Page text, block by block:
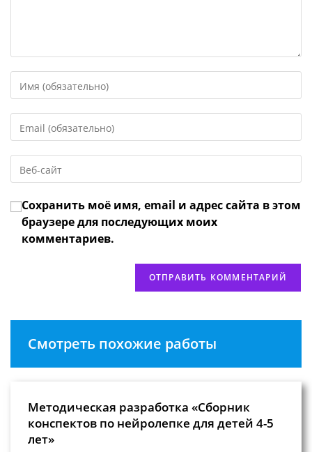
свое
или
имя
чтобы
прокомментировать
свой
адрес,
чтобы
URL
веб-
сайта
(необязательно)
Сохранить моё имя, email и адрес сайта в этом
браузере для последующих моих
комментариев.
Смотреть похожие работы
Методическая разработка «Сборник
конспектов по нейролепке для детей 4-5
лет»